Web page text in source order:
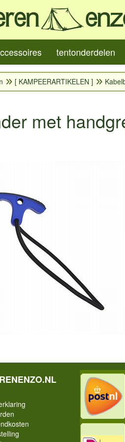
tentonderdelen
[ KAMPEERARTIKELEN ]
met